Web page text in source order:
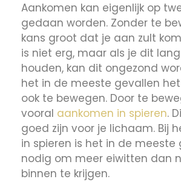
Aankomen kan eigenlijk op
gedaan worden. Zonder te
kans groot dat je aan zult
is niet erg, maar als je dit
houden, kan dit ongezond
het in de meeste gevallen
ook te bewegen. Door te
vooral aankomen in spieren.
goed zijn voor je lichaam. Bij
in spieren is het in de meeste
nodig om meer eiwitten dan
binnen te krijgen.